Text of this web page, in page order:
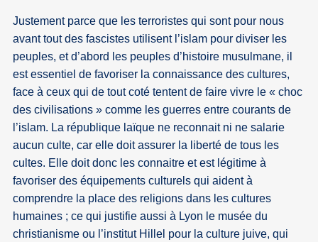
Justement parce que les terroristes qui sont pour nous
avant tout des fascistes utilisent l’islam pour diviser les
peuples, et d’abord les peuples d’histoire musulmane, il
est essentiel de favoriser la connaissance des cultures,
face à ceux qui de tout coté tentent de faire vivre le « choc
des civilisations » comme les guerres entre courants de
l’islam. La république laïque ne reconnait ni ne salarie
aucun culte, car elle doit assurer la liberté de tous les
cultes. Elle doit donc les connaitre et est légitime à
favoriser des équipements culturels qui aident à
comprendre la place des religions dans les cultures
humaines ; ce qui justifie aussi à Lyon le musée du
christianisme ou l’institut Hillel pour la culture juive, qui